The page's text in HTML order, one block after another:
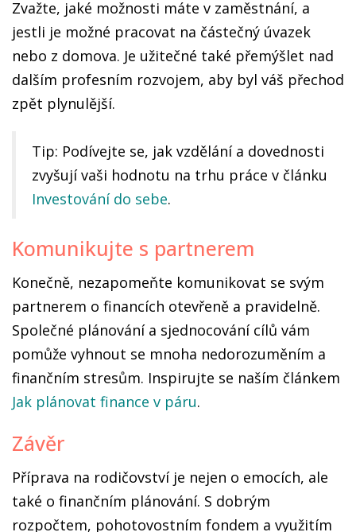
Zvažte, jaké možnosti máte v zaměstnání, a
jestli je možné pracovat na částečný úvazek
nebo z domova. Je užitečné také přemýšlet nad
dalším profesním rozvojem, aby byl váš přechod
zpět plynulější.
Tip: Podívejte se, jak vzdělání a dovednosti
zvyšují vaši hodnotu na trhu práce v článku
Investování do sebe.
Komunikujte s partnerem
Konečně, nezapomeňte komunikovat se svým
partnerem o financích otevřeně a pravidelně.
Společné plánování a sjednocování cílů vám
pomůže vyhnout se mnoha nedorozuměním a
finančním stresům. Inspirujte se naším článkem
Jak plánovat finance v páru.
Závěr
Příprava na rodičovství je nejen o emocích, ale
také o finančním plánování. S dobrým
rozpočtem, pohotovostním fondem a využitím